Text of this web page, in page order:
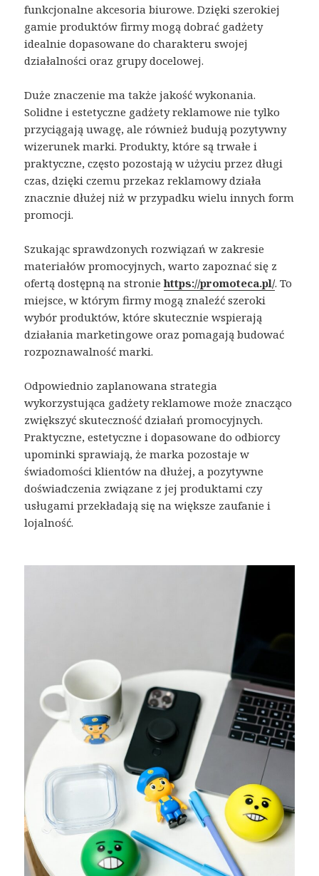
funkcjonalne akcesoria biurowe. Dzięki szerokiej
gamie produktów firmy mogą dobrać gadżety
idealnie dopasowane do charakteru swojej
działalności oraz grupy docelowej.
Duże znaczenie ma także jakość wykonania.
Solidne i estetyczne gadżety reklamowe nie tylko
przyciągają uwagę, ale również budują pozytywny
wizerunek marki. Produkty, które są trwałe i
praktyczne, często pozostają w użyciu przez długi
czas, dzięki czemu przekaz reklamowy działa
znacznie dłużej niż w przypadku wielu innych form
promocji.
Szukając sprawdzonych rozwiązań w zakresie
materiałów promocyjnych, warto zapoznać się z
ofertą dostępną na stroniehttps://promoteca.pl/. To
miejsce, w którym firmy mogą znaleźć szeroki
wybór produktów, które skutecznie wspierają
działania marketingowe oraz pomagają budować
rozpoznawalność marki.
Odpowiednio zaplanowana strategia
wykorzystująca gadżety reklamowe może znacząco
zwiększyć skuteczność działań promocyjnych.
Praktyczne, estetyczne i dopasowane do odbiorcy
upominki sprawiają, że marka pozostaje w
świadomości klientów na dłużej, a pozytywne
doświadczenia związane z jej produktami czy
usługami przekładają się na większe zaufanie i
lojalność.